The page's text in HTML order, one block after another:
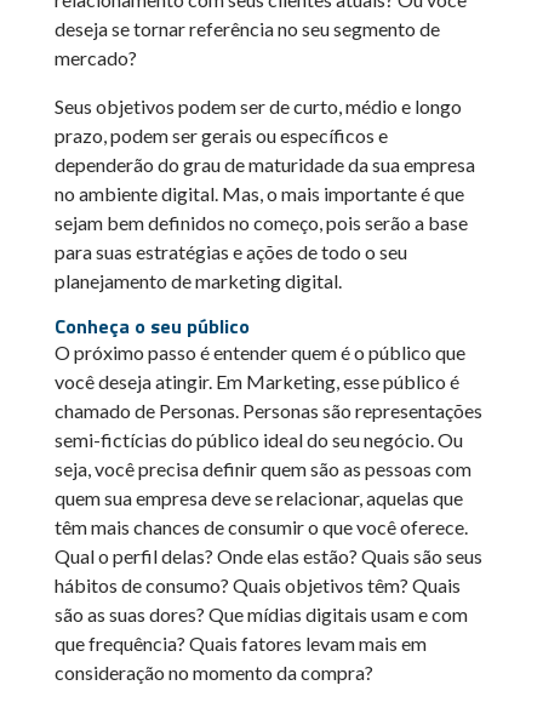
deseja se tornar referência no seu segmento de
mercado?
Seus objetivos podem ser de curto, médio e longo
prazo, podem ser gerais ou específicos e
dependerão do grau de maturidade da sua empresa
no ambiente digital. Mas, o mais importante é que
sejam bem definidos no começo, pois serão a base
para suas estratégias e ações de todo o seu
planejamento de marketing digital.
Conheça o seu público
O próximo passo é entender quem é o público que
você deseja atingir. Em Marketing, esse público é
chamado de Personas. Personas são representações
semi-fictícias do público ideal do seu negócio. Ou
seja, você precisa definir quem são as pessoas com
quem sua empresa deve se relacionar, aquelas que
têm mais chances de consumir o que você oferece.
Qual o perfil delas? Onde elas estão? Quais são seus
hábitos de consumo? Quais objetivos têm? Quais
são as suas dores? Que mídias digitais usam e com
que frequência? Quais fatores levam mais em
consideração no momento da compra?